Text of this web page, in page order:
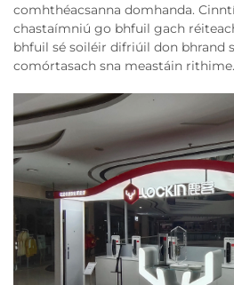
comhthéacsanna domhanda.
chastaímniú go bhfuil gach
bhfuil sé soiléir difriúil don bhrand
comórtasach sna meastáin rithime.